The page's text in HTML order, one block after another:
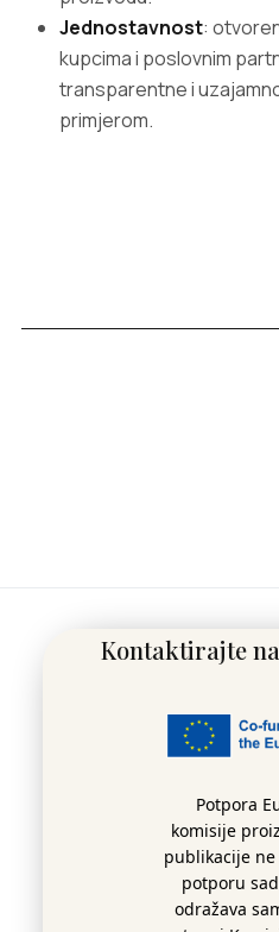
Jednostavnost:
kupcima i poslovnim
transparentne i
primjerom.
Kontaktirajte
Potpora
komisije
publikacije
potporu
odražava